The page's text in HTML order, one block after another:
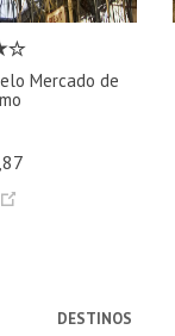
Mercado de
DESTINOS